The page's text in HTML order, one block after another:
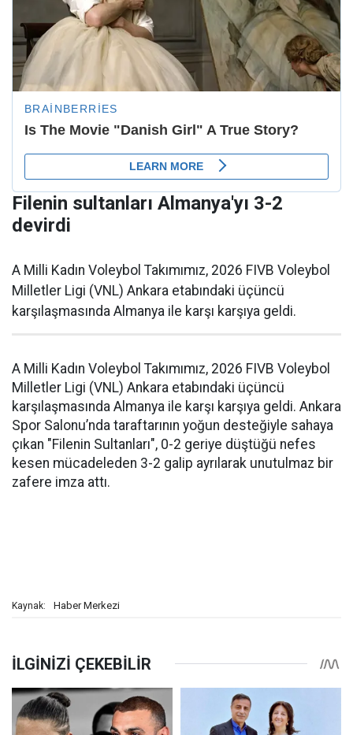
Filenin sultanları Almanya'yı 3-2
devirdi
A Milli Kadın Voleybol Takımımız, 2026 FIVB Voleybol
Milletler Ligi (VNL) Ankara etabındaki üçüncü
karşılaşmasında Almanya ile karşı karşıya geldi.
A Milli Kadın Voleybol Takımımız, 2026 FIVB Voleybol
Milletler Ligi (VNL) Ankara etabındaki üçüncü
karşılaşmasında Almanya ile karşı karşıya geldi. Ankara
Spor Salonu’nda taraftarının yoğun desteğiyle sahaya
çıkan "Filenin Sultanları", 0-2 geriye düştüğü nefes
kesen mücadeleden 3-2 galip ayrılarak unutulmaz bir
zafere imza attı.
Kaynak: Haber Merkezi